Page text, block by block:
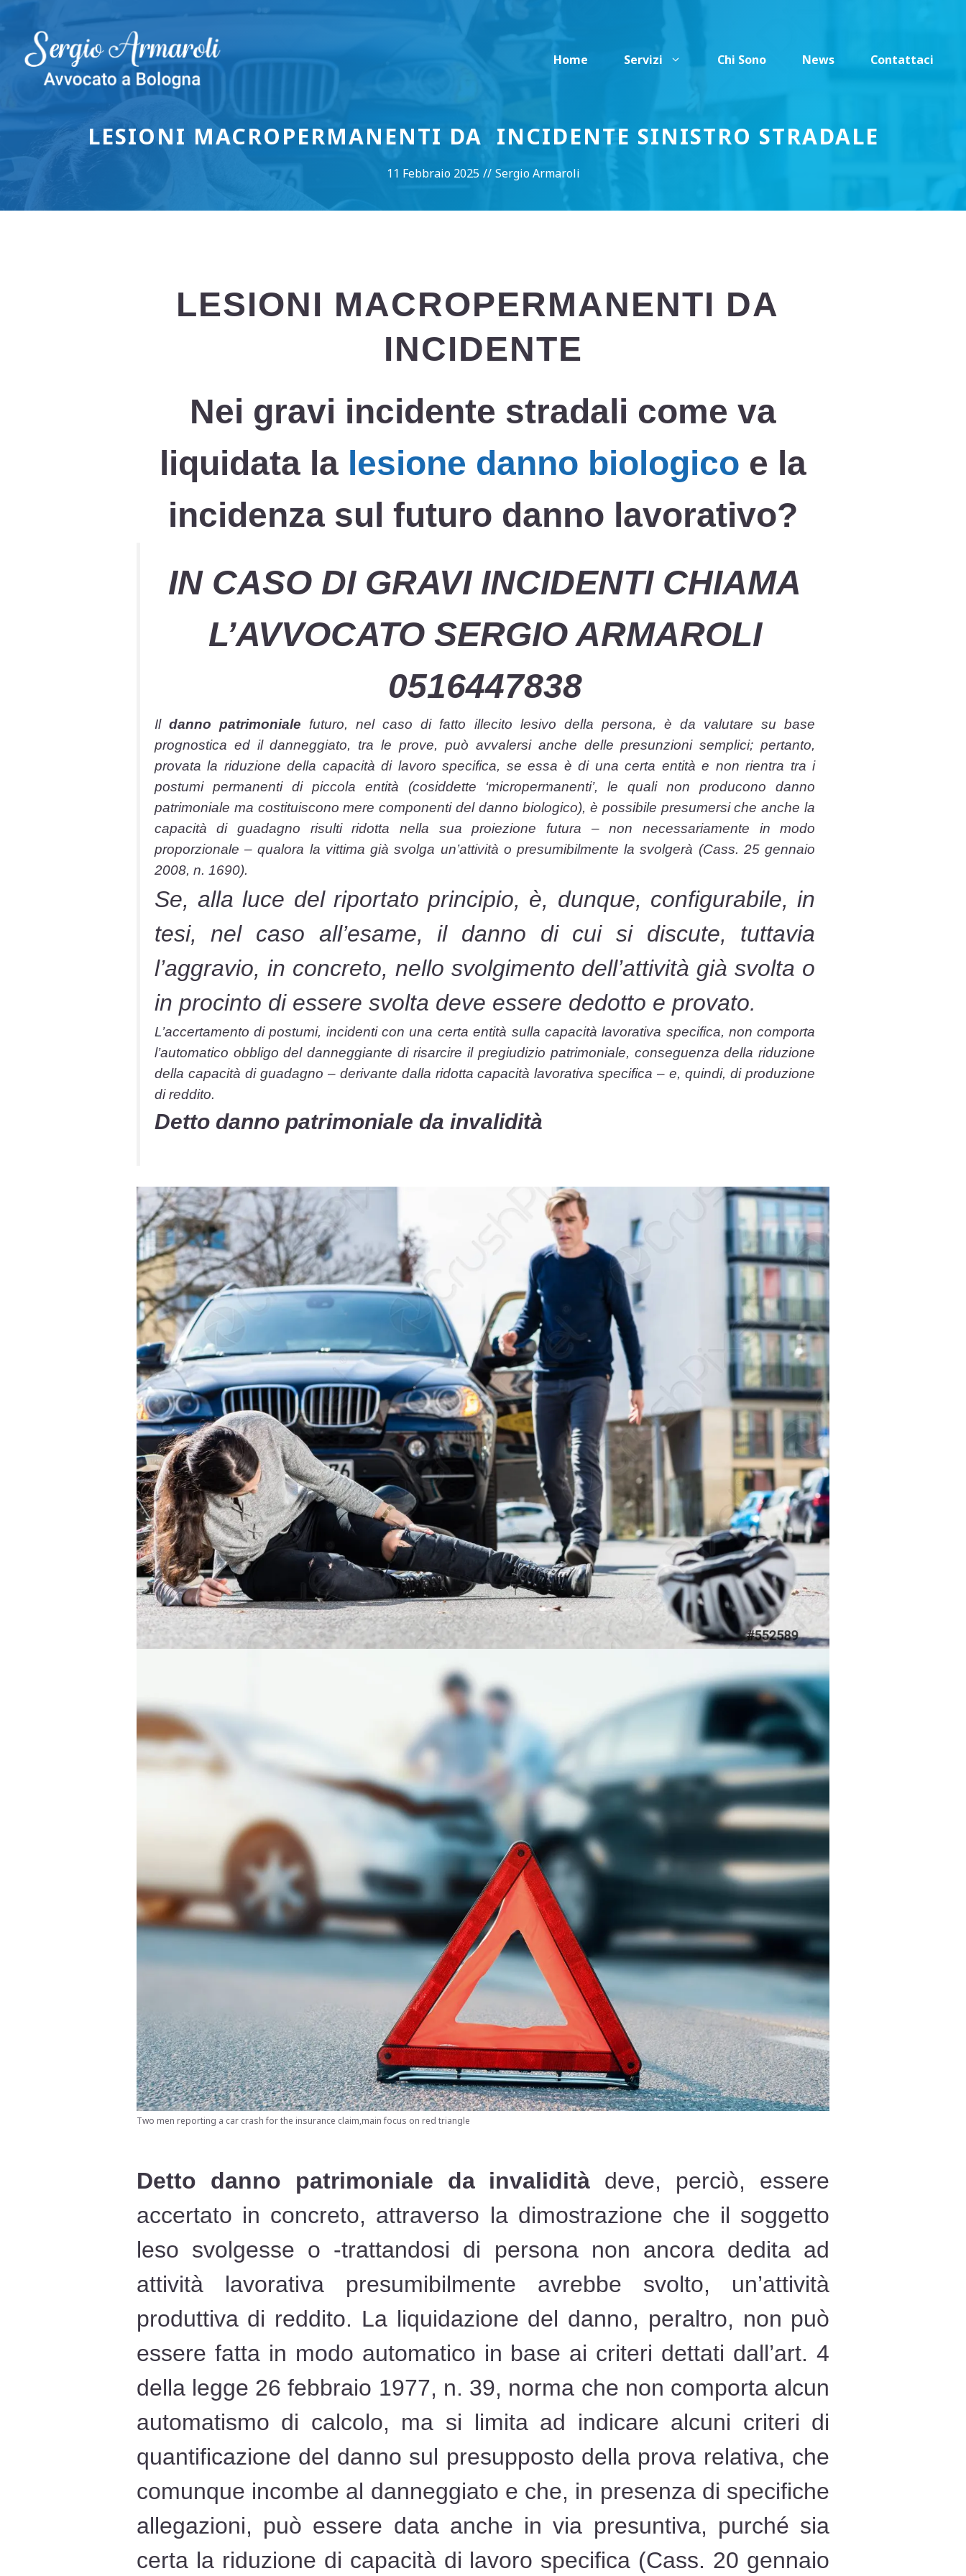
Vai
contenuto
Home
Servizi Chi Sono News Contattaci
LESIONI MACROPERMANENTI DA INCIDENTE SINISTRO STRADALE
11 Febbraio 2025 // Sergio Armaroli
LESIONI MACROPERMANENTI DA
INCIDENTE
Nei gravi incidente stradali come va
liquidata la lesione danno biologico e la
incidenza sul futuro danno lavorativo?
IN CASO DI GRAVI INCIDENTI CHIAMA
L’AVVOCATO SERGIO ARMAROLI
0516447838
Il danno patrimoniale futuro, nel caso di fatto illecito lesivo della persona, è da valutare su base
prognostica ed il danneggiato, tra le prove, può avvalersi anche delle presunzioni semplici; pertanto,
provata la riduzione della capacità di lavoro specifica, se essa è di una certa entità e non rientra tra i
postumi permanenti di piccola entità (cosiddette ‘micropermanenti’, le quali non producono danno
patrimoniale ma costituiscono mere componenti del danno biologico), è possibile presumersi che anche la
capacità di guadagno risulti ridotta nella sua proiezione futura – non necessariamente in modo
proporzionale – qualora la vittima già svolga un’attività o presumibilmente la svolgerà (Cass. 25 gennaio
2008, n. 1690).
Se, alla luce del riportato principio, è, dunque, configurabile, in
tesi, nel caso all’esame, il danno di cui si discute, tuttavia
l’aggravio, in concreto, nello svolgimento dell’attività già svolta o
in procinto di essere svolta deve essere dedotto e provato.
L’accertamento di postumi, incidenti con una certa entità sulla capacità lavorativa specifica, non comporta
l’automatico obbligo del danneggiante di risarcire il pregiudizio patrimoniale, conseguenza della riduzione
della capacità di guadagno – derivante dalla ridotta capacità lavorativa specifica – e, quindi, di produzione
di reddito.
Detto danno patrimoniale da invalidità
Two men reporting a car crash for the insurance claim,main focus on red triangle
Detto danno patrimoniale da invalidità deve, perciò, essere
accertato in concreto, attraverso la dimostrazione che il soggetto
leso svolgesse o -trattandosi di persona non ancora dedita ad
attività lavorativa presumibilmente avrebbe svolto, un’attività
produttiva di reddito. La liquidazione del danno, peraltro, non può
essere fatta in modo automatico in base ai criteri dettati dall’art. 4
della legge 26 febbraio 1977, n. 39, norma che non comporta alcun
automatismo di calcolo, ma si limita ad indicare alcuni criteri di
quantificazione del danno sul presupposto della prova relativa, che
comunque incombe al danneggiato e che, in presenza di specifiche
allegazioni, può essere data anche in via presuntiva, purché sia
certa la riduzione di capacità di lavoro specifica (Cass. 20 gennaio